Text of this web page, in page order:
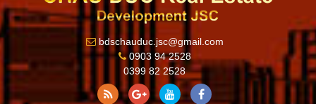
bdschauduc.jsc@gmail.com
0903 94 2528
0399 82 2528